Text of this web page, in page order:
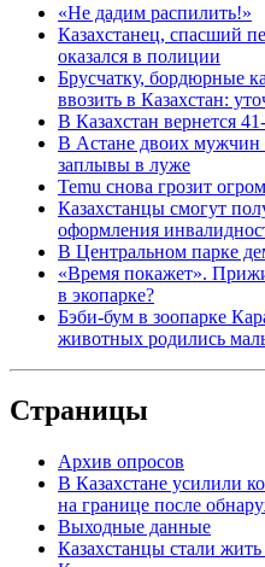
«Не дадим распилить!»
Казахстанец, спасший
оказался в полиции
Брусчатку, бордюрные
ввозить в Казахстан:
В Казахстан вернется
В Астане двоих мужчин
заплывы в луже
Temu снова грозит
Казахстанцы смогут
оформления
В Центральном парке
«Время покажет».
в экопарке?
Бэби-бум в зоопарке
животных родились
Страницы
Архив опросов
В Казахстане усилили
на границе после
Выходные данные
Казахстанцы стали